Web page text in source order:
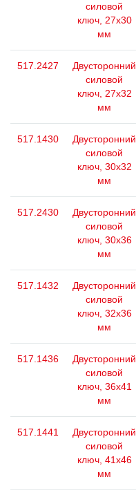
силовой
ключ, 27x30
мм
517.2427
Двусторонний
силовой
ключ, 27x32
мм
517.1430
Двусторонний
силовой
ключ, 30x32
мм
517.2430
Двусторонний
силовой
ключ, 30x36
мм
517.1432
Двусторонний
силовой
ключ, 32x36
мм
517.1436
Двусторонний
силовой
ключ, 36х41
мм
517.1441
Двусторонний
силовой
ключ, 41x46
мм